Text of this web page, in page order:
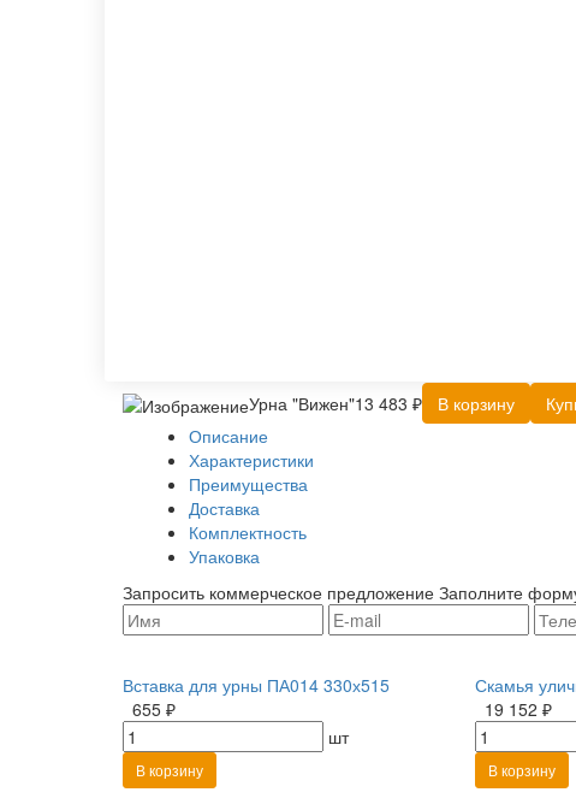
Урна "Вижен"13 483 ₽ В корзину
Описание
Характеристики
Преимущества
Доставка
Комплектность
Упаковка
Запросить коммерческое предложение Заполните
Вставка для урны ПА014 330х515
655 ₽
шт
В корзину
Скамья
19 152 ₽
В корзину